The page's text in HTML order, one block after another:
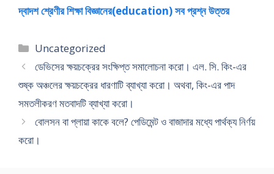
দ্বাদশ শ্রেণীর শিক্ষা বিজ্ঞানের(education) সব প্রশ্ন উত্তর
Categories
Uncategorized
ডেভিসের ক্ষয়চক্রের সংক্ষিপ্ত সমালােচনা করাে। এল. সি. কিং-এর
শুষ্ক অঞ্চলের ক্ষয়চক্রের ধারণাটি ব্যাখ্যা করাে। অথবা, কিং-এর পাদ
সমতলীকরণ মতবাদটি ব্যাখ্যা করাে।
বােলসন বা প্লায়া কাকে বলে? পেডিমেন্ট ও বাজাদার মধ্যে পার্থক্য নির্ণয়
করাে।